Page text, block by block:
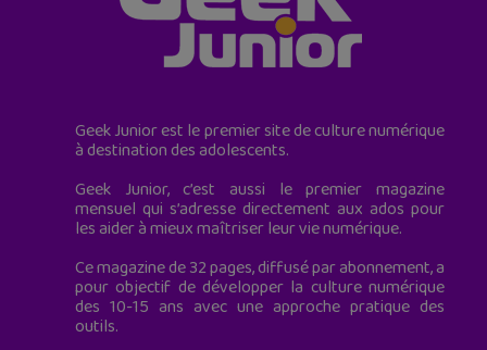
Geek Junior est le premier site de culture numérique
à destination des adolescents.
Geek Junior, c’est aussi le premier magazine
mensuel qui s’adresse directement aux ados pour
les aider à mieux maîtriser leur vie numérique.
Ce magazine de 32 pages, diffusé par abonnement, a
pour objectif de développer la culture numérique
des 10-15 ans avec une approche pratique des
outils.